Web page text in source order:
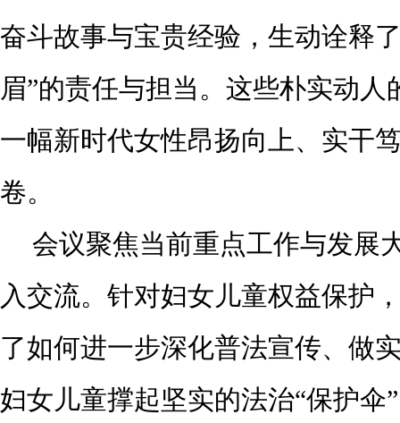
奋斗故事与宝贵经验，生动诠释
眉”的责任与担当。这些朴实动人
一幅新时代女性昂扬向上、实干
卷。
会议聚焦当前重点工作与发展
入交流。针对妇女儿童权益保护
了如何进一步深化普法宣传、做
妇女儿童撑起坚实的法治“保护伞